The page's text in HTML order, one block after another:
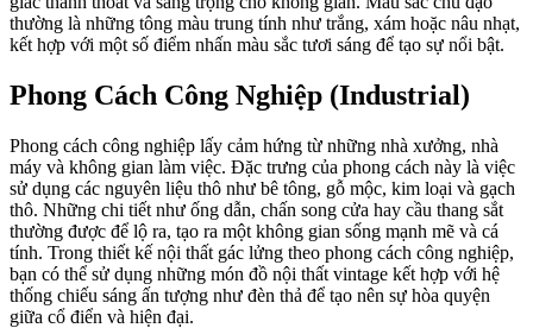
thường là những tông màu trung tính như trắng, xám hoặc nâu nhạt,
kết hợp với một số điểm nhấn màu sắc tươi sáng để tạo sự nổi bật.
Phong Cách Công Nghiệp (Industrial)
Phong cách công nghiệp lấy cảm hứng từ những nhà xưởng, nhà
máy và không gian làm việc. Đặc trưng của phong cách này là việc
sử dụng các nguyên liệu thô như bê tông, gỗ mộc, kim loại và gạch
thô. Những chi tiết như ống dẫn, chấn song cửa hay cầu thang sắt
thường được để lộ ra, tạo ra một không gian sống mạnh mẽ và cá
tính. Trong thiết kế nội thất gác lửng theo phong cách công nghiệp,
bạn có thể sử dụng những món đồ nội thất vintage kết hợp với hệ
thống chiếu sáng ấn tượng như đèn thả để tạo nên sự hòa quyện
giữa cổ điển và hiện đại.